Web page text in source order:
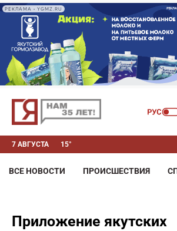
РЕКЛАМА • YGMZ.RU
7 АВГУСТА 15°
ВСЕ НОВОСТИ ПРОИСШЕСТВИЯ
Приложение якутских